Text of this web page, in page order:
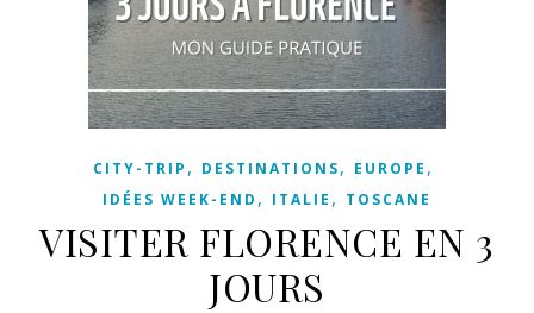
CITY-TRIP , DESTINATIONS, EUROPE ,
IDÉES WEEK-END , ITALIE , TOSCANE
VISITER FLORENCE EN 3
JOURS